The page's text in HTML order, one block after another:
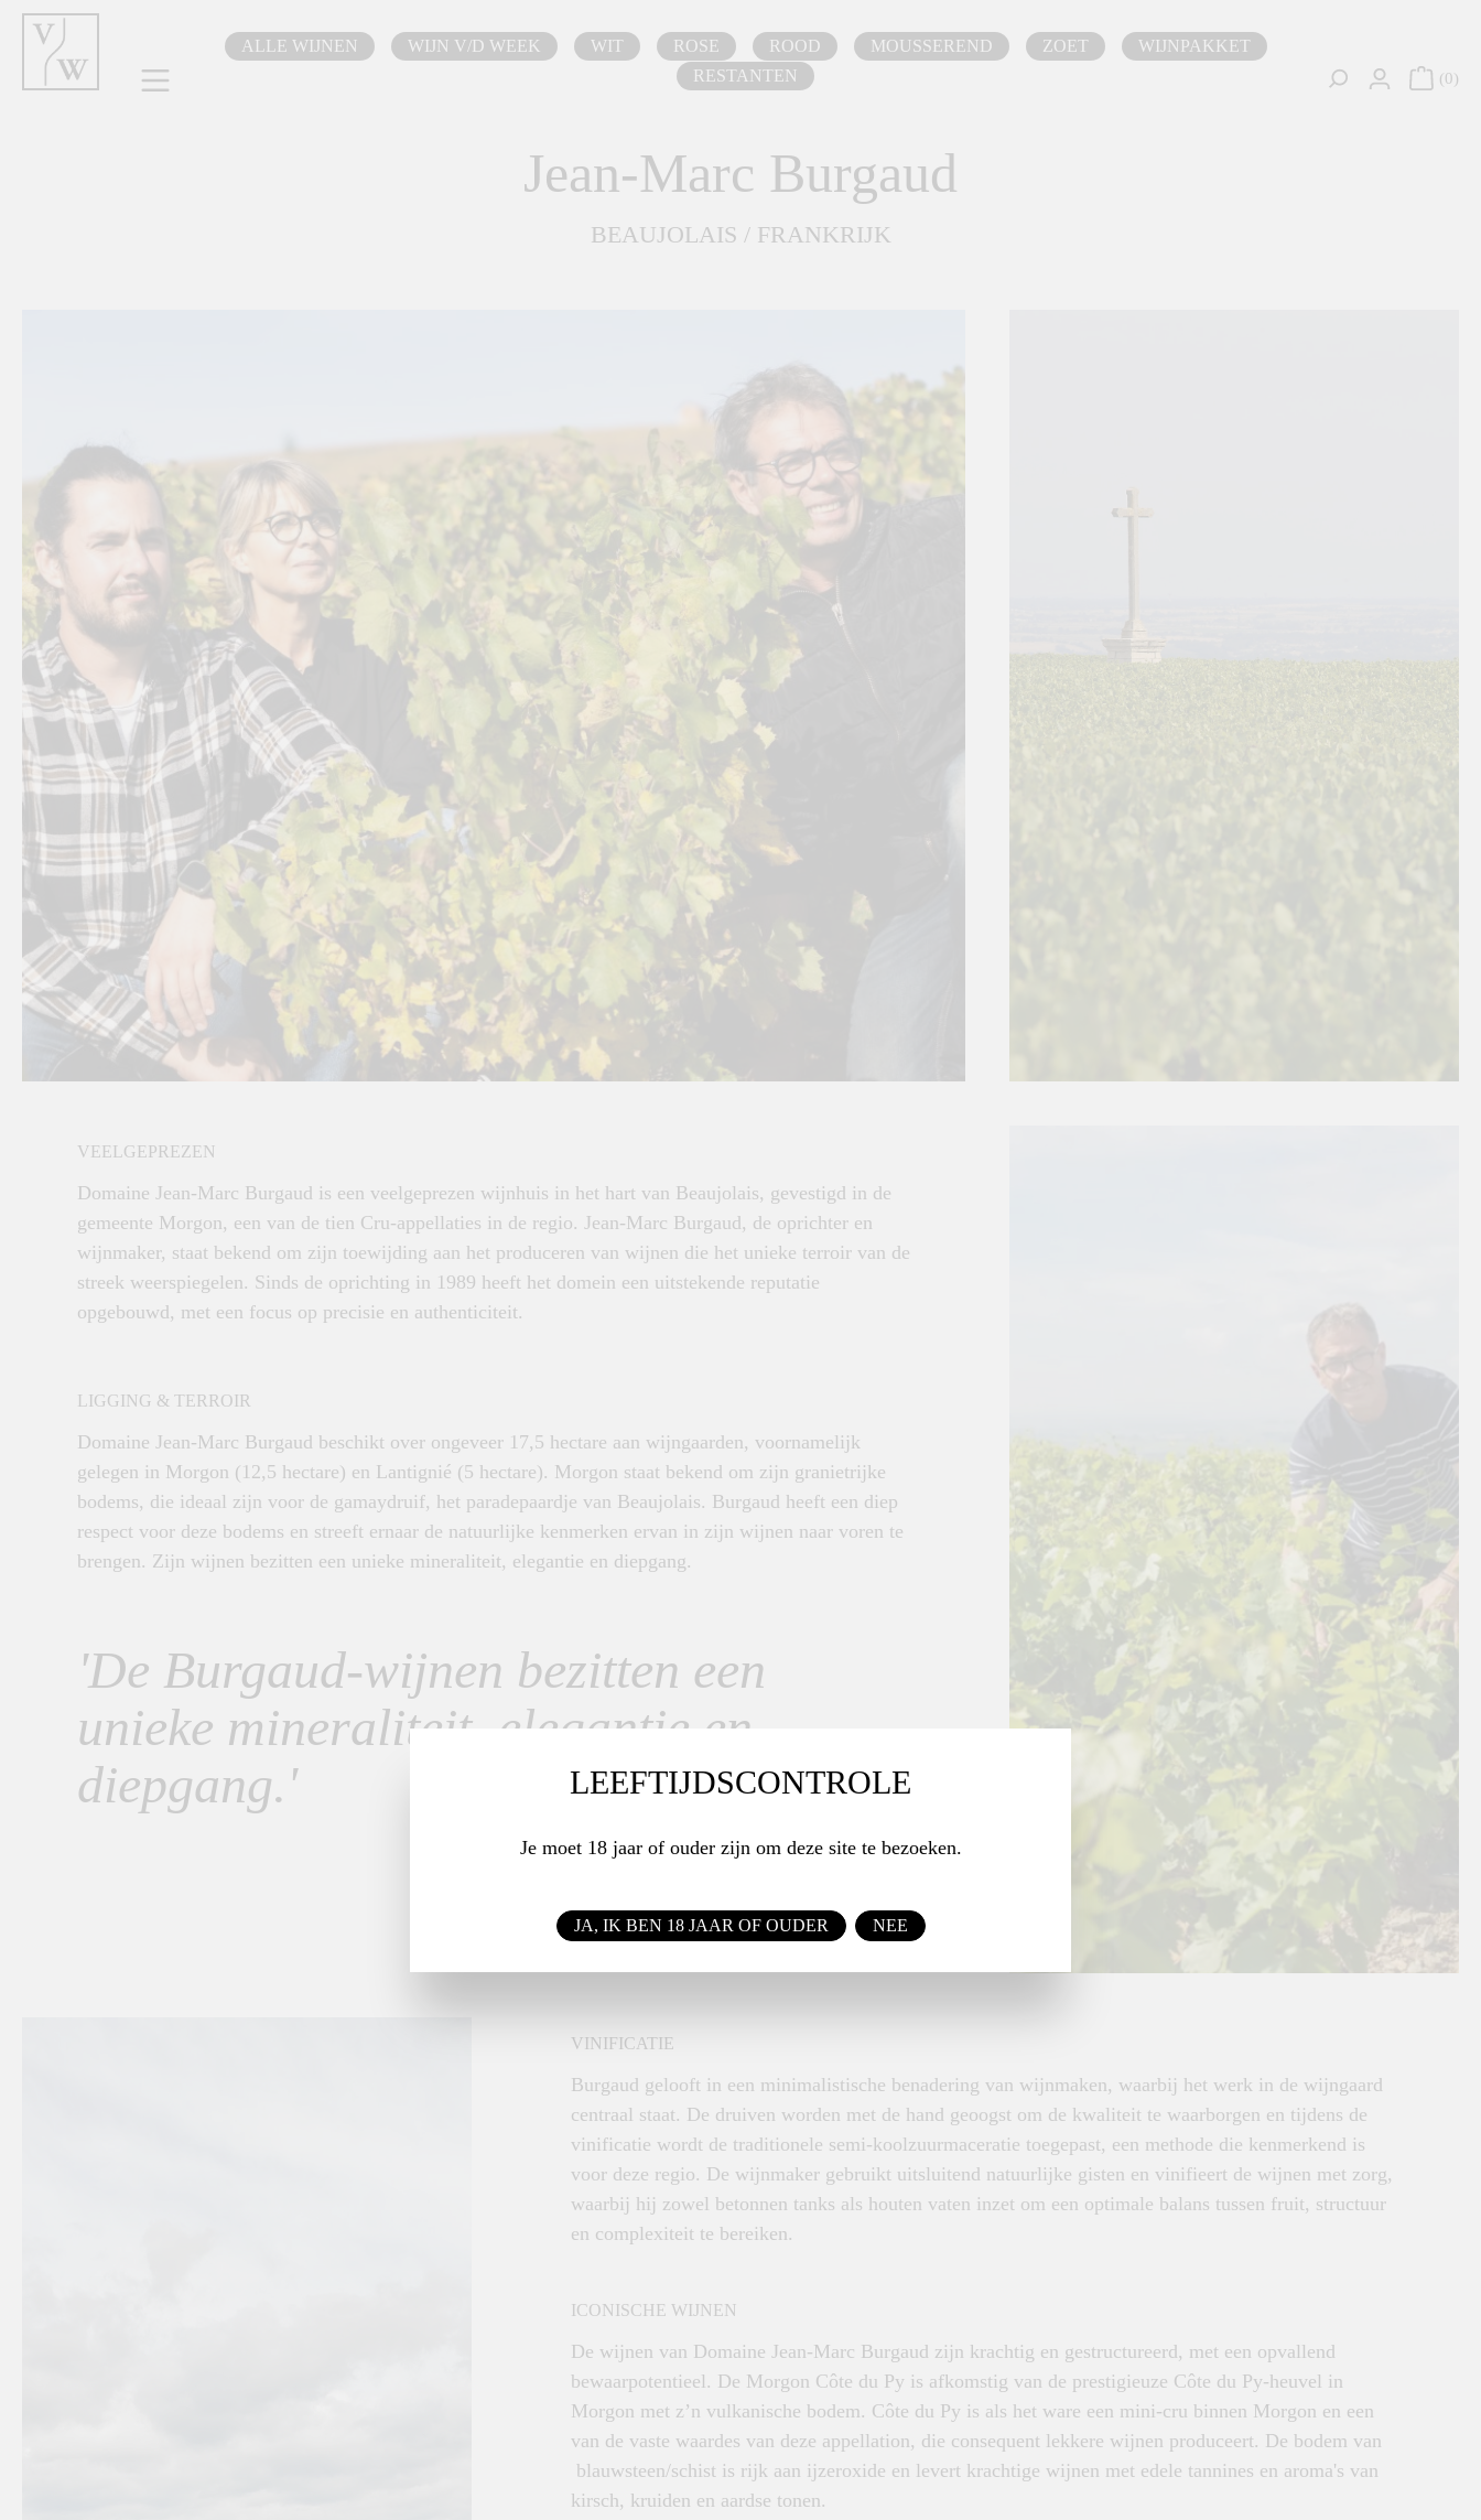
Ga naar de hoofdnavigatie
ALLE WIJNEN WIJN V/D WEEK WIT ROSE ROOD MOUSSEREND ZOET
WIJNPAKKET
RESTANTEN
0
Jean-Marc Burgaud
BEAUJOLAIS / FRANKRIJK
VEELGEPREZEN
Domaine Jean-Marc Burgaud is een veelgeprezen wijnhuis in het hart van Beaujolais, gevestigd in de
gemeente Morgon, een van de tien Cru-appellaties in de regio. Jean-Marc Burgaud, de oprichter en
wijnmaker, staat bekend om zijn toewijding aan het produceren van wijnen die het unieke terroir van de
streek weerspiegelen. Sinds de oprichting in 1989 heeft het domein een uitstekende reputatie
opgebouwd, met een focus op precisie en authenticiteit.
LIGGING & TERROIR
Domaine Jean-Marc Burgaud beschikt over ongeveer 17,5 hectare aan wijngaarden, voornamelijk
gelegen in Morgon (12,5 hectare) en Lantignié (5 hectare). Morgon staat bekend om zijn granietrijke
bodems, die ideaal zijn voor de gamaydruif, het paradepaardje van Beaujolais. Burgaud heeft een diep
respect voor deze bodems en streeft ernaar de natuurlijke kenmerken ervan in zijn wijnen naar voren te
brengen. Zijn wijnen bezitten een unieke mineraliteit, elegantie en diepgang.
'De Burgaud-wijnen bezitten een
unieke mineraliteit, elegantie en
diepgang.'
VINIFICATIE
Burgaud gelooft in een minimalistische benadering van wijnmaken, waarbij het werk in de wijngaard
centraal staat. De druiven worden met de hand geoogst om de kwaliteit te waarborgen en tijdens de
vinificatie wordt de traditionele semi-koolzuurmaceratie toegepast, een methode die kenmerkend is
voor deze regio. De wijnmaker gebruikt uitsluitend natuurlijke gisten en vinifieert de wijnen met zorg,
waarbij hij zowel betonnen tanks als houten vaten inzet om een optimale balans tussen fruit, structuur
en complexiteit te bereiken.
ICONISCHE WIJNEN
De wijnen van Domaine Jean-Marc Burgaud zijn krachtig en gestructureerd, met een opvallend
bewaarpotentieel. De Morgon Côte du Py is afkomstig van de prestigieuze Côte du Py-heuvel in
Morgon met z’n vulkanische bodem. Côte du Py is als het ware een mini-cru binnen Morgon en een
van de vaste waardes van deze appellation, die consequent lekkere wijnen produceert. De bodem van
blauwsteen/schist is rijk aan ijzeroxide en levert krachtige wijnen met edele tannines en aroma's van
kirsch, kruiden en aardse tonen.
LEEFTIJDSCONTROLE
Je moet 18 jaar of ouder zijn om deze site te bezoeken.
JA, IK BEN 18 JAAR OF OUDER NEE